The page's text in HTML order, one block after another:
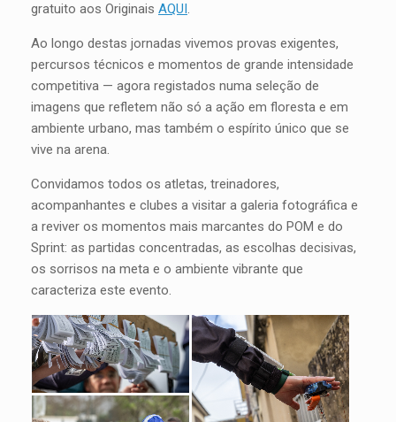
gratuito aos Originais AQUI.
Ao longo destas jornadas vivemos provas exigentes,
percursos técnicos e momentos de grande intensidade
competitiva — agora registados numa seleção de
imagens que refletem não só a ação em floresta e em
ambiente urbano, mas também o espírito único que se
vive na arena.
Convidamos todos os atletas, treinadores,
acompanhantes e clubes a visitar a galeria fotográfica e
a reviver os momentos mais marcantes do POM e do
Sprint: as partidas concentradas, as escolhas decisivas,
os sorrisos na meta e o ambiente vibrante que
caracteriza este evento.